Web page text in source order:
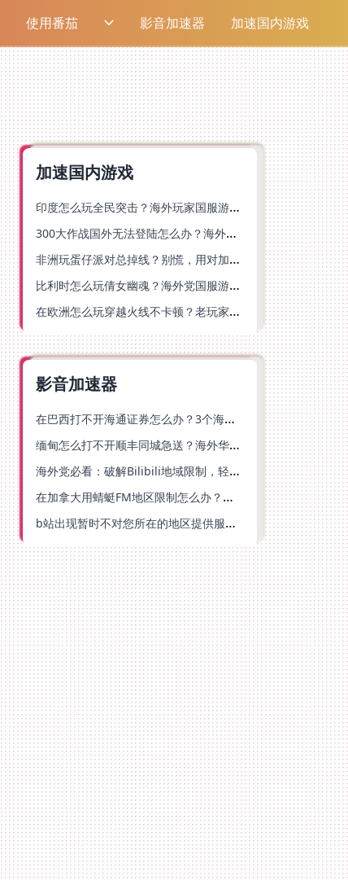
使用番茄 影音加速器 加速国内游戏
加速国内游戏
印度怎么玩全民突击？海外玩家国服游戏加速器终极指南（附原神延迟优化+精灵之境加速器选择）
300大作战国外无法登陆怎么办？海外玩家国服畅玩终极指南（附实测推荐）
非洲玩蛋仔派对总掉线？别慌，用对加速器就能丝滑开跑！
比利时怎么玩倩女幽魂？海外党国服游戏加速避坑指南（附实测推荐）
在欧洲怎么玩穿越火线不卡顿？老玩家亲测有效的加速器选择指南
影音加速器
在巴西打不开海通证券怎么办？3个海外生活痛点的统一解决方案
缅甸怎么打不开顺丰同城急送？海外华人必备的回国加速指南（附B站会员游戏解决方案）
海外党必看：破解Bilibili地域限制，轻松追剧听歌还能流畅理财的实用指南
在加拿大用蜻蜓FM地区限制怎么办？海外党亲测有效的回国加速方案
b站出现暂时不对您所在的地区提供服务怎么回事？海外党亲测有效的回国加速方案